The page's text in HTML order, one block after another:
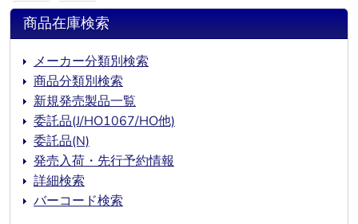
商品在庫検索
メーカー分類別検索
商品分類別検索
新規発売製品一覧
委託品(J/HO1067/HO他)
委託品(N)
発売入荷・先行予約情報
詳細検索
バーコード検索